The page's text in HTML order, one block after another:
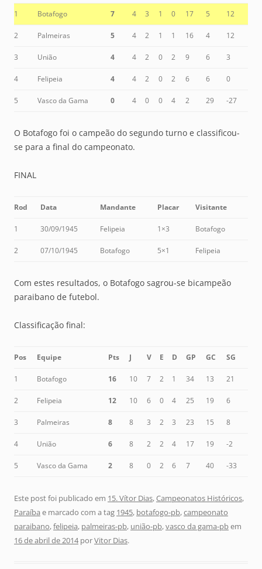
1 Botafogo 7 4 3 1 0 17 5 12
2 Palmeiras 5 4 2 1 1 16 4 12
3 União 4 4 2 0 2 9 6 3
4 Felipeia 4 4 2 0 2 6 6 0
5 Vasco da Gama 0 4 0 0 4 2 29 -27
O Botafogo foi o campeão do segundo turno e classificou-
se para a final do campeonato.
FINAL
Rod Data Mandante Placar Visitante
1 30/09/1945 Felipeia 1×3 Botafogo
2 07/10/1945 Botafogo 5×1 Felipeia
Com estes resultados, o Botafogo sagrou-se bicampeão
paraibano de futebol.
Classificação final:
Pos Equipe Pts J V E D GP GC SG
1 Botafogo 16 10 7 2 1 34 13 21
2 Felipeia 12 10 6 0 4 25 19 6
3 Palmeiras 8 8 3 2 3 23 15 8
4 União 6 8 2 2 4 17 19 -2
5 Vasco da Gama 2 8 0 2 6 7 40 -33
Este post foi publicado em 15. Vítor Dias,Campeonatos Históricos,
Paraíba e marcado com a tag 1945, botafogo-pb,campeonato
paraibano,felipeia, palmeiras-pb, união-pb,vasco da gama-pbem
16 de abril de 2014porVitor Dias.